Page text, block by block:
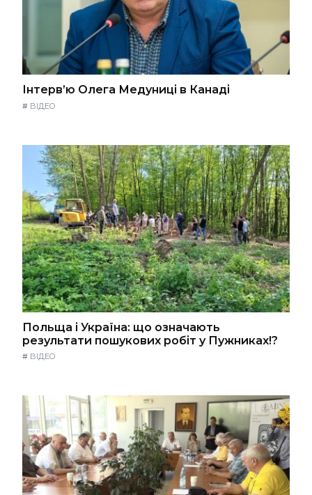
Інтерв’ю Олега Медуниці в Канаді
# ВІДЕО
Польща і Україна: що означають
результати пошукових робіт у Пужниках!?
# ВІДЕО